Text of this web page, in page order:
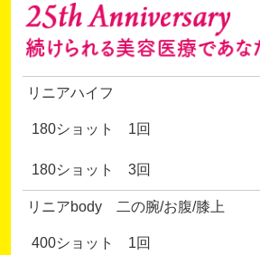
リニアハイフ
180ショット 1回
180ショット 3回
リニアbody 二の腕/お腹/膝上
400ショット 1回